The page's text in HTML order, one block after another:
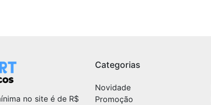
no site é de R$
Categorias
Novidade
Promoção